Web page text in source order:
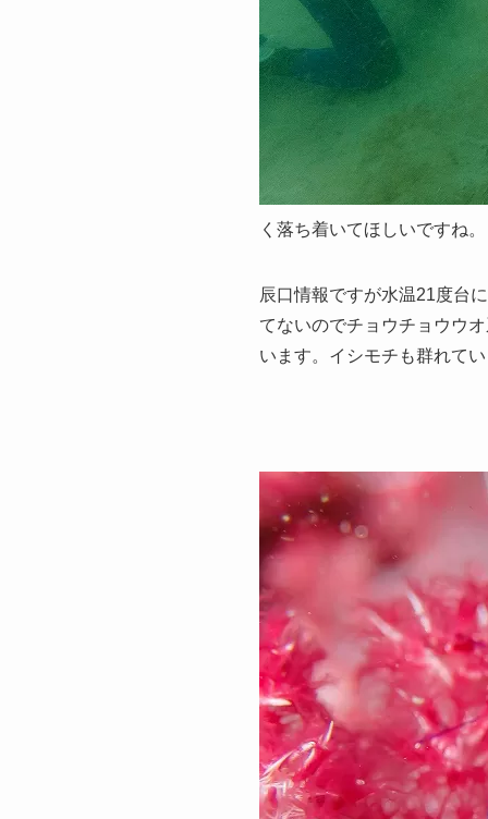
く落ち着いてほしいですね。
辰口情報ですが水温21度台
てないのでチョウチョウウ
います。イシモチも群れて